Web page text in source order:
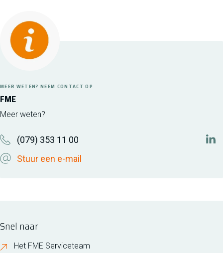
FME
MEER WETEN? NEEM CONTACT OP
Meer weten?
(079) 353 11 00
Stuur een e-mail
Snel naar
Het FME Serviceteam